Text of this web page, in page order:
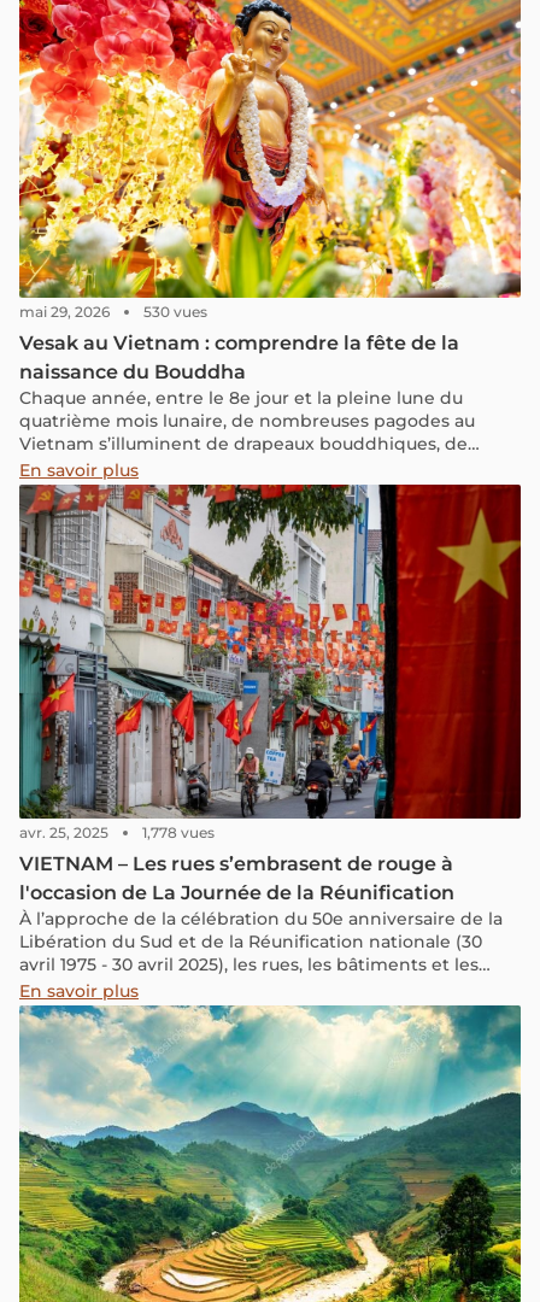
touristiques.
mai 29, 2026 530 vues
Vesak au Vietnam : comprendre la fête de la
naissance du Bouddha
Chaque année, entre le 8e jour et la pleine lune du
quatrième mois lunaire, de nombreuses pagodes au
Vietnam s’illuminent de drapeaux bouddhiques, de
lanternes, de fleurs de lotus et de bougies. C’est la
période du Vesak, l’une des plus grandes célébrations du
calendrier bouddhique, connue au Vietnam sous le nom
de Phật Đản, la fête de la naissance du Bouddha. Plus
qu’une cérémonie religieuse, le Vesak au Vietnam est un
moment de recueillement, de compassion et de paix. Il
invite chacun à ralentir, à se tourner vers l’essentiel et à
cultiver des valeurs universelles comme la bienveillance,
la sagesse, la tolérance et l’harmonie.
En savoir plus
avr. 25, 2025 1,778 vues
VIETNAM – Les rues s’embrasent de rouge à
l'occasion de La Journée de la Réunification
À l’approche de la célébration du 50e anniversaire de la
Libération du Sud et de la Réunification nationale (30
avril 1975 - 30 avril 2025), les rues, les bâtiments et les
sites emblématiques du Vietnam se parent de rouge et
de jaune, reflétant la fierté nationale et l’enthousiasme
collectif. C’est une période idéale pour découvrir le
Vietnam sous un angle festif et plein de vie.
En savoir plus